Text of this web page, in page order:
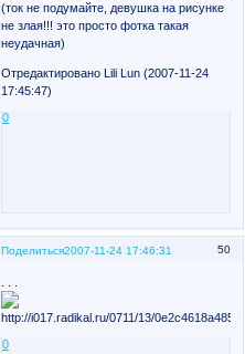
(ток не подумайте, девушка на рисунке
не злая!!! это просто фотка такая
неудачная)
Отредактировано Lili Lun (2007-11-24
17:45:47)
0
Поделиться 50
2007-11-24 17:46:31
0